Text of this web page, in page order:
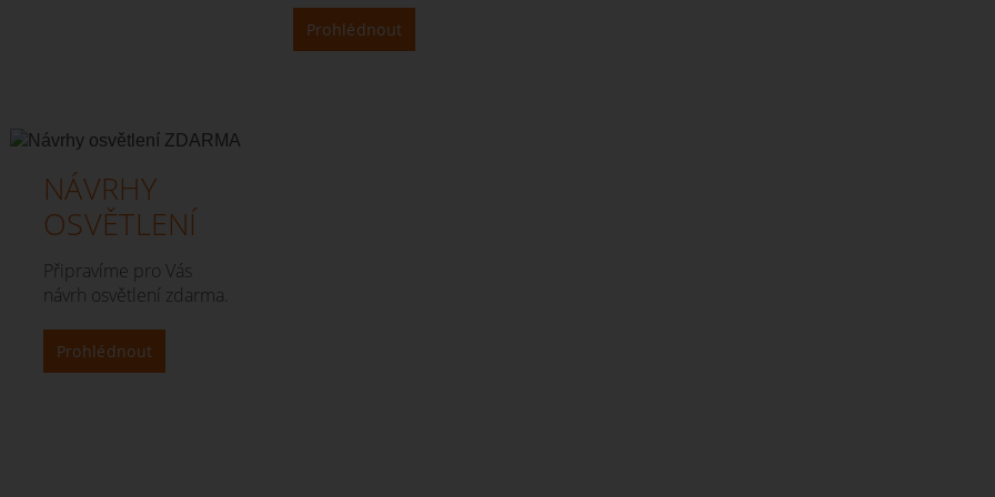
Prohlédnout
NÁVRHY
OSVĚTLENÍ
Připravíme pro Vás
návrh osvětlení zdarma.
Prohlédnout